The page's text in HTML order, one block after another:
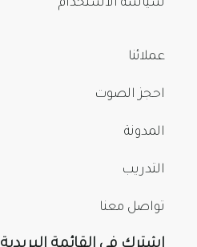
سياسة الاستخدام
عملائنا
احجز الصوت
المدونة
التدريب
تواصل معنا